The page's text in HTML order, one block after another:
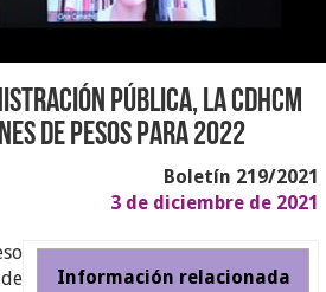
pública, la CDHCM
de pesos para 2022
Boletín 219/2021
3 de diciembre de 2021
Información relacionada